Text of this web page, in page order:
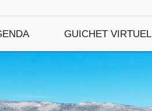
GUICHET VIRTUEL